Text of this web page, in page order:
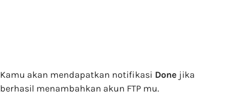
Kamu akan mendapatkan notifikasi Done jika
berhasil menambahkan akun FTP mu.